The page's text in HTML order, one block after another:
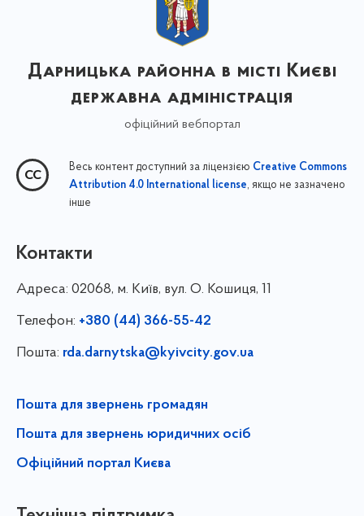
Дарницька районна в місті Києві
державна адміністрація
офіційний вебпортал
Весь контент доступний за ліцензією Creative Commons
Attribution 4.0 International license, якщо не зазначено
інше
Контакти
Адреса: 02068, м. Київ, вул. О. Кошиця, 11
Телефон: +380 (44) 366-55-42
Пошта: rda.darnytska@kyivcity.gov.ua
Пошта для звернень громадян
Пошта для звернень юридичних осіб
Офіційний портал Києва